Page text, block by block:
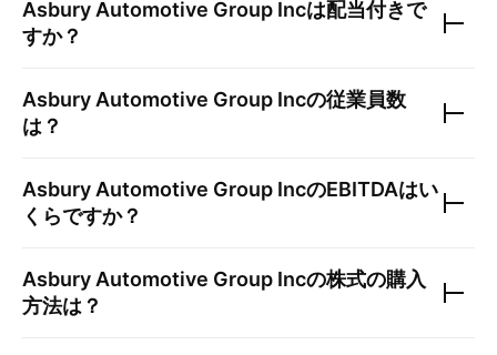
Asbury Automotive Group Incは配当付きで
すか？
Asbury Automotive Group Incの従業員数
は？
Asbury Automotive Group IncのEBITDAはい
くらですか？
Asbury Automotive Group Incの株式の購入
方法は？